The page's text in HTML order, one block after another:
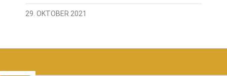
29. OKTOBER 2021